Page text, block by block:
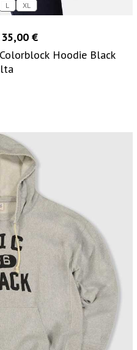
L XL
35,00 €
Hoodie Black